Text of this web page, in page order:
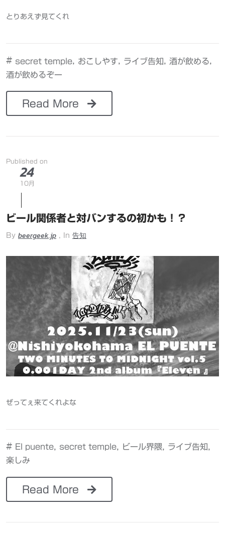
とりあえず見てくれ
# secret temple おこしやす ライブ告知 酒が飲める
酒が飲めるぞー
Read More
Published on
24
10月
ビール関係者と対バンするの初かも！？
By beergeek.jp , In 告知
ぜってぇ来てくれよな
# El puente secret temple ビール界隈 ライブ告知
楽しみ
Read More